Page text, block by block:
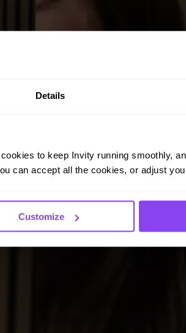
Details
to keep Invity running smoothly,
can accept all the cookies, or adjust
Customize